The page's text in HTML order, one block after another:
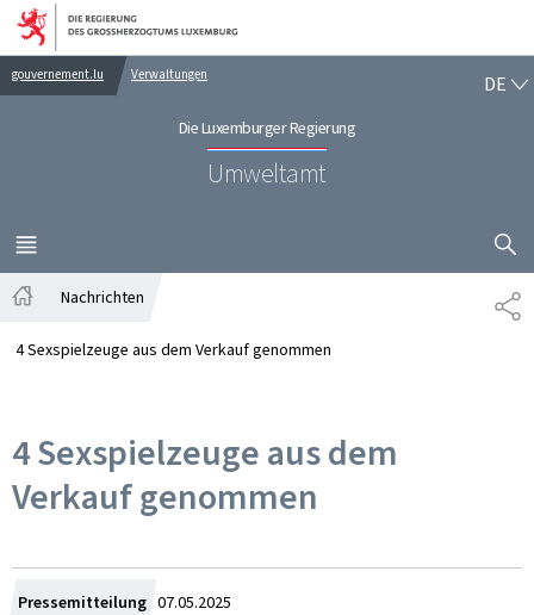
Zur Hauptnavigation
Zum Inhalt
gouvernement.lu Verwaltungen
Die Luxemburger Regierung
Umweltamt
DE
MENÜ
HAUPT-
Nachrichten
4 Sexspielzeuge aus dem Verkauf genommen
4 Sexspielzeuge aus dem
Verkauf genommen
Pressemitteilung Zum
07.05.2025